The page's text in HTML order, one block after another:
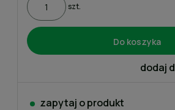
szt.
Do koszyka
dodaj
zapytaj o produkt